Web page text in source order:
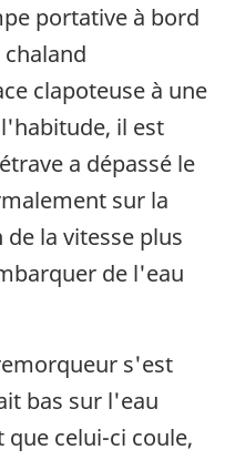
portative à bord
clapoteuse à une
il est
a dépassé le
sur la
la vitesse plus
de l'eau
s'est
bas sur l'eau
celui-ci coule,